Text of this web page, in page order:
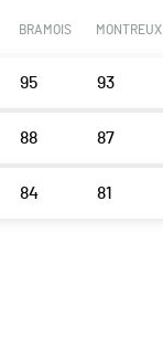
BRAMOIS MONTREUX
95 93
88 87
84 81